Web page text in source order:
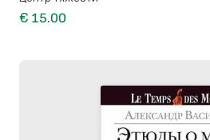
€ 15.00